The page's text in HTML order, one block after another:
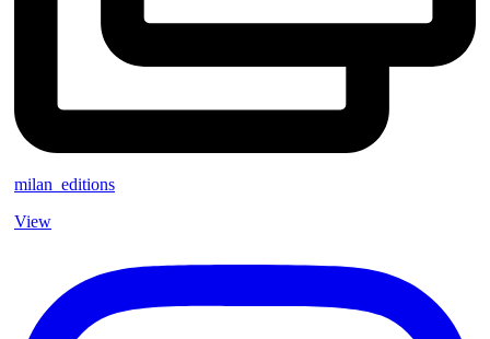
milan_editions
View